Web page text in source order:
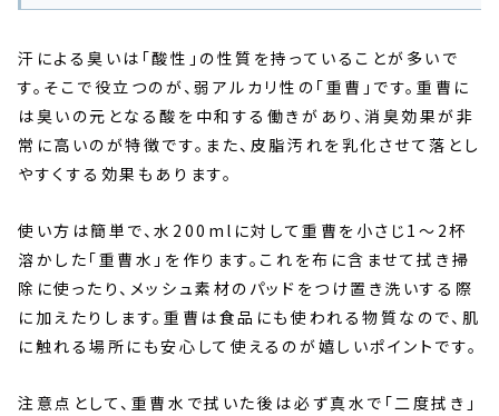
汗による臭いは「酸性」の性質を持っていることが多いで
す。そこで役立つのが、弱アルカリ性の「重曹」です。重曹に
は臭いの元となる酸を中和する働きがあり、消臭効果が非
常に高いのが特徴です。また、皮脂汚れを乳化させて落とし
やすくする効果もあります。
使い方は簡単で、水200mlに対して重曹を小さじ1〜2杯
溶かした「重曹水」を作ります。これを布に含ませて拭き掃
除に使ったり、メッシュ素材のパッドをつけ置き洗いする際
に加えたりします。重曹は食品にも使われる物質なので、肌
に触れる場所にも安心して使えるのが嬉しいポイントです。
注意点として、重曹水で拭いた後は必ず真水で「二度拭き」